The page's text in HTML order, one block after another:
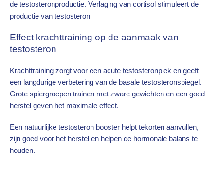
de testosteronproductie. Verlaging van cortisol stimuleert de
productie van testosteron.
Effect krachttraining op de aanmaak van
testosteron
Krachttraining zorgt voor een acute testosteronpiek en geeft
een langdurige verbetering van de basale testosteronspiegel.
Grote spiergroepen trainen met zware gewichten en een goed
herstel geven het maximale effect.
Een natuurlijke testosteron booster helpt tekorten aanvullen,
zijn goed voor het herstel en helpen de hormonale balans te
houden.